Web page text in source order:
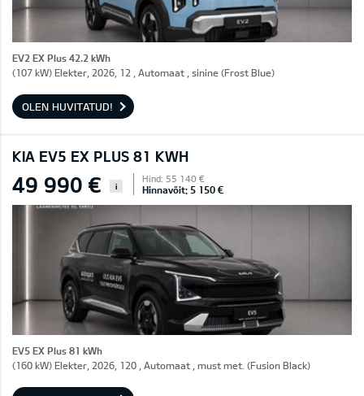
EV2 EX Plus 42.2 kWh
(107 kW) Elekter, 2026, 12 , Automaat , sinine (Frost Blue)
OLEN HUVITATUD!
KIA EV5 EX PLUS 81 KWH
49 990 € i
Hind: 55 140 €
Hinnavõit: 5 150 €
EV5 EX Plus 81 kWh
(160 kW) Elekter, 2026, 120 , Automaat , must met. (Fusion Black)